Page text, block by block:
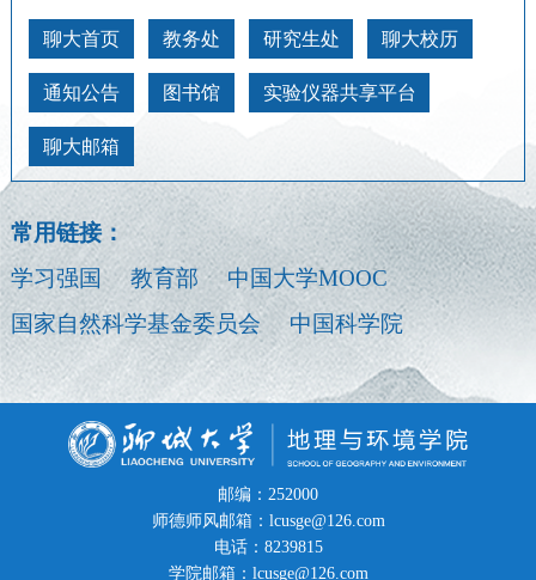
聊大首页 教务处 研究生处 聊大校历
通知公告 图书馆 实验仪器共享平台
聊大邮箱
常用链接：
学习强国
教育部
中国大学MOOC
国家自然科学基金委员会
中国科学院
邮编：252000
师德师风邮箱：lcusge@126.com
电话：8239815
学院邮箱：lcusge@126.com